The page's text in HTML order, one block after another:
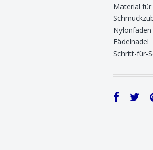
Material für
Nylonfaden
Fädelnadel
Schritt-für-